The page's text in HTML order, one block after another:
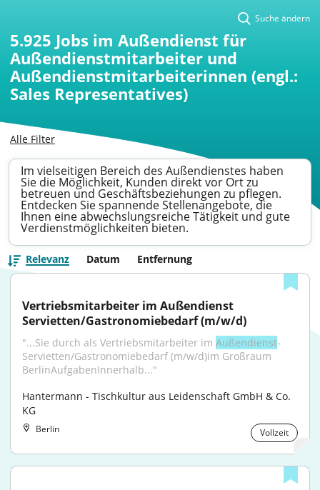
Alle Filter
Suche ändern
5.925 Jobs im Außendienst für
Außendienstmitarbeiter und
Außendienstmitarbeiterinnen (engl.:
Sales Representatives)
Im vielseitigen Bereich des Außendienstes haben
Sie die Möglichkeit, Kunden direkt vor Ort zu
betreuen und Geschäftsbeziehungen zu pflegen.
Entdecken Sie spannende Stellenangebote, die
Ihnen eine abwechslungsreiche Tätigkeit und gute
Verdienstmöglichkeiten bieten.
Relevanz Datum Entfernung
Vertriebsmitarbeiter im Außendienst
Servietten/Gastronomiebedarf (m/w/d)
"...Sie durch als Vertriebsmitarbeiter im Außendienst-
Servietten/Gastronomiebedarf (m/w/d)im Großraum
BerlinAufgabenInnerhalb..."
Hantermann - Tischkultur aus Leidenschaft GmbH & Co.
KG
Berlin Vollzeit